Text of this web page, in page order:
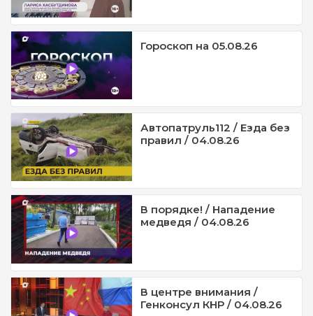
Гороскоп на 05.08.26
Автопатруль112 / Езда без
правил / 04.08.26
В порядке! / Нападение
медведя / 04.08.26
В центре внимания /
Генконсул КНР / 04.08.26